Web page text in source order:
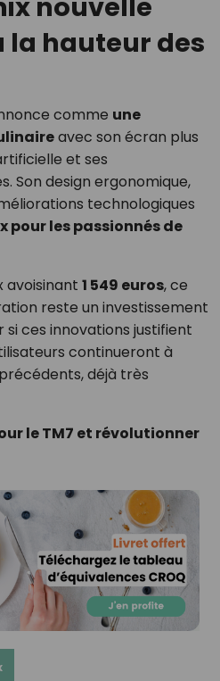
nouvelle
la hauteur des
comme une
avec son écran plus
et ses
Son design ergonomique,
technologiques
pour les passionnés de
avoisinant 1 549 euros, ce
reste un investissement
si ces innovations justifient
continueront à
déjà très
le TM7 et révolutionner